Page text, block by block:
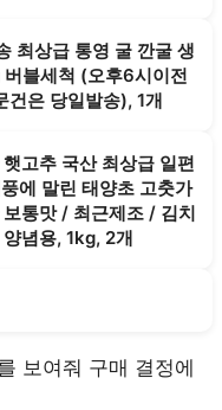
최상급 통영 굴 깐굴 생
버블세척 (오후6시이전
건은 당일발송), 1개
고추 국산 최상급 일편
에 말린 태양초 고춧가
보통맛 / 최근제조 / 김치
양념용, 1kg, 2개
보여줘 구매 결정에